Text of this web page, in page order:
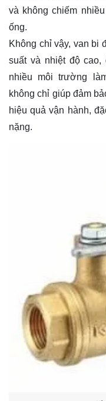
và không chiếm
ống.
Không chỉ vậy, van bi
suất và nhiệt độ
nhiều môi trường
không chỉ giúp đảm
hiệu quả vận hành,
nặng.